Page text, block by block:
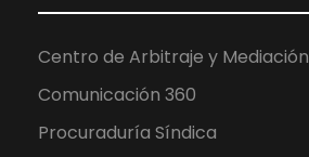
Centro de Arbitraje y Mediación
Comunicación 360
Procuraduría Síndica